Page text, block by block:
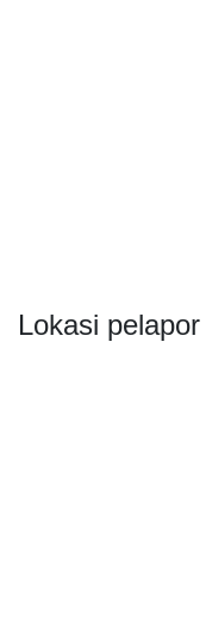
Lokasi pelapor